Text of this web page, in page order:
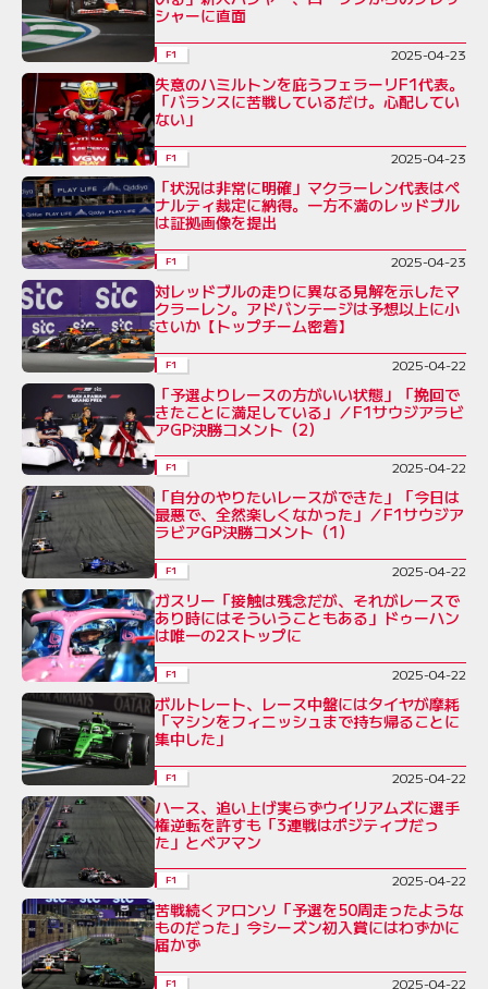
シャーに直面
F1 2025-04-23
失意のハミルトンを庇うフェラーリF1代表。
「バランスに苦戦しているだけ。心配してい
ない」
F1 2025-04-23
「状況は非常に明確」マクラーレン代表はペ
ナルティ裁定に納得。一方不満のレッドブル
は証拠画像を提出
F1 2025-04-23
対レッドブルの走りに異なる見解を示したマ
クラーレン。アドバンテージは予想以上に小
さいか【トップチーム密着】
F1 2025-04-22
「予選よりレースの方がいい状態」「挽回で
きたことに満足している」／F1サウジアラビ
アGP決勝コメント（2）
F1 2025-04-22
「自分のやりたいレースができた」「今日は
最悪で、全然楽しくなかった」／F1サウジア
ラビアGP決勝コメント（1）
F1 2025-04-22
ガスリー「接触は残念だが、それがレースで
あり時にはそういうこともある」ドゥーハン
は唯一の2ストップに
F1 2025-04-22
ボルトレート、レース中盤にはタイヤが摩耗
「マシンをフィニッシュまで持ち帰ることに
集中した」
F1 2025-04-22
ハース、追い上げ実らずウイリアムズに選手
権逆転を許すも「3連戦はポジティブだっ
た」とベアマン
F1 2025-04-22
苦戦続くアロンソ「予選を50周走ったような
ものだった」今シーズン初入賞にはわずかに
届かず
F1 2025-04-22